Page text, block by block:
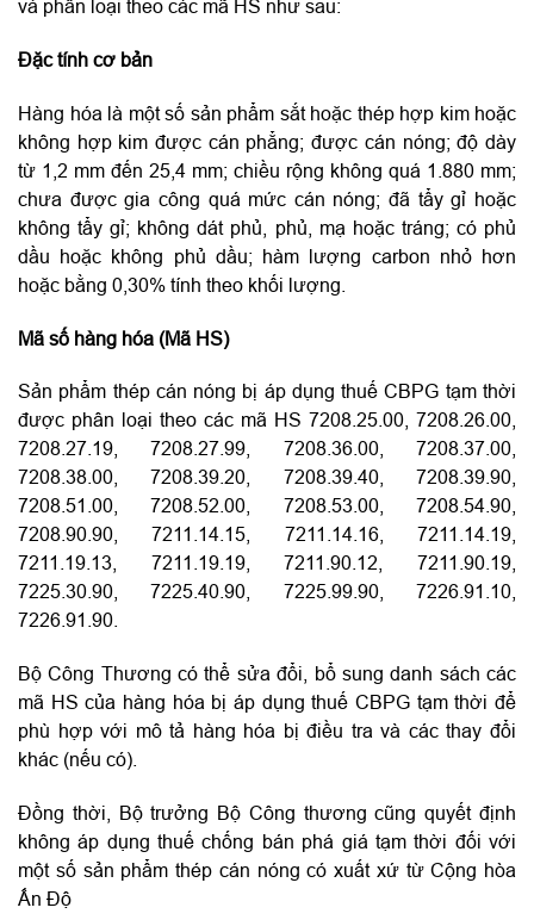
và phân loại theo các mã HS như sau:
Đặc tính cơ bản
Hàng hóa là một số sản phẩm sắt hoặc thép hợp kim hoặc
không hợp kim được cán phẳng; được cán nóng; độ dày
từ 1,2 mm đến 25,4 mm; chiều rộng không quá 1.880 mm;
chưa được gia công quá mức cán nóng; đã tẩy gỉ hoặc
không tẩy gỉ; không dát phủ, phủ, mạ hoặc tráng; có phủ
dầu hoặc không phủ dầu; hàm lượng carbon nhỏ hơn
hoặc bằng 0,30% tính theo khối lượng.
Mã số hàng hóa (Mã HS)
Sản phẩm thép cán nóng bị áp dụng thuế CBPG tạm thời
được phân loại theo các mã HS 7208.25.00, 7208.26.00,
7208.27.19, 7208.27.99, 7208.36.00, 7208.37.00,
7208.38.00, 7208.39.20, 7208.39.40, 7208.39.90,
7208.51.00, 7208.52.00, 7208.53.00, 7208.54.90,
7208.90.90, 7211.14.15, 7211.14.16, 7211.14.19,
7211.19.13, 7211.19.19, 7211.90.12, 7211.90.19,
7225.30.90, 7225.40.90, 7225.99.90, 7226.91.10,
7226.91.90.
Bộ Công Thương có thể sửa đổi, bổ sung danh sách các
mã HS của hàng hóa bị áp dụng thuế CBPG tạm thời để
phù hợp với mô tả hàng hóa bị điều tra và các thay đổi
khác (nếu có).
Đồng thời, Bộ trưởng Bộ Công thương cũng quyết định
không áp dụng thuế chống bán phá giá tạm thời đối với
một số sản phẩm thép cán nóng có xuất xứ từ Cộng hòa
Ấn Độ